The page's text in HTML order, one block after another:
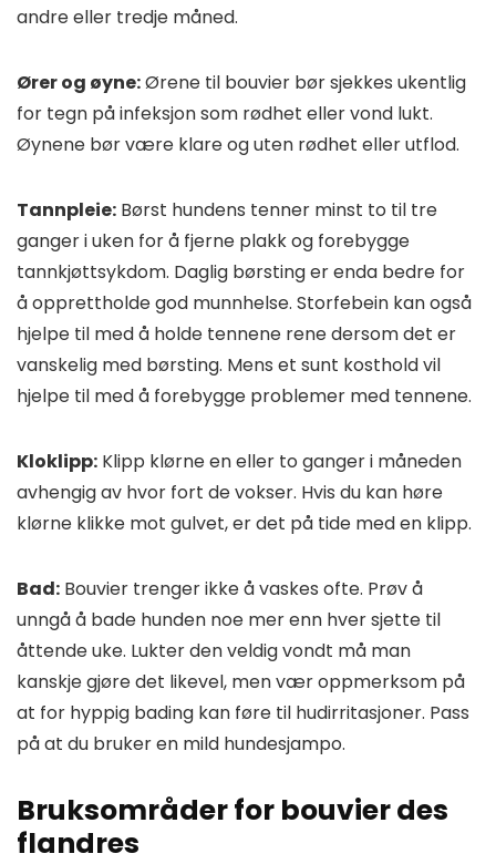
andre eller tredje måned.
Ører og øyne:Ørene til bouvier bør sjekkes ukentlig
for tegn på infeksjon som rødhet eller vond lukt.
Øynene bør være klare og uten rødhet eller utflod.
Tannpleie: Børst hundens tenner minst to til tre
ganger i uken for å fjerne plakk og forebygge
tannkjøttsykdom. Daglig børsting er enda bedre for
å opprettholde god munnhelse. Storfebein kan også
hjelpe til med å holde tennene rene dersom det er
vanskelig med børsting. Mens et sunt kosthold vil
hjelpe til med å forebygge problemer med tennene.
Kloklipp: Klipp klørne en eller to ganger i måneden
avhengig av hvor fort de vokser. Hvis du kan høre
klørne klikke mot gulvet, er det på tide med en klipp.
Bad: Bouvier trenger ikke å vaskes ofte. Prøv å
unngå å bade hunden noe mer enn hver sjette til
åttende uke. Lukter den veldig vondt må man
kanskje gjøre det likevel, men vær oppmerksom på
at for hyppig bading kan føre til hudirritasjoner. Pass
på at du bruker en mild hundesjampo.
Bruksområder for bouvier des
flandres